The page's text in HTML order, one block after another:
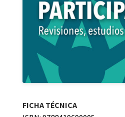
FICHA TÉCNICA